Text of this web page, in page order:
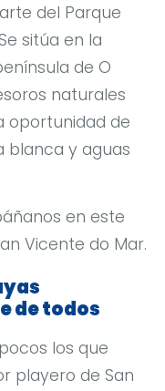
del Parque
sitúa en la
de O
naturales
oportunidad de
blanca y aguas
en este
Vicente do Mar.
de todos
los que
playero de San